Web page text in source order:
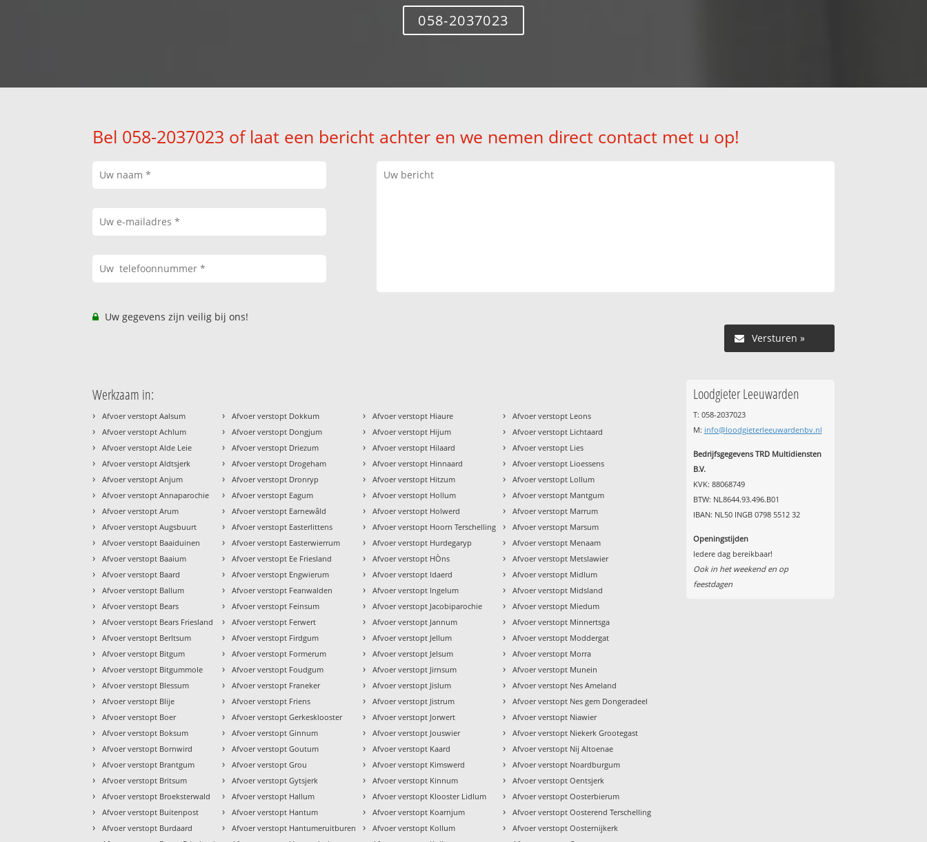
058-2037023
Bel 058-2037023 of laat een bericht achter en we nemen direct contact met u op!
Uw gegevens zijn veilig bij ons!
Versturen »
Werkzaam in:
› Afvoer verstopt Aalsum
› Afvoer verstopt Achlum
› Afvoer verstopt Alde Leie
› Afvoer verstopt Aldtsjerk
› Afvoer verstopt Anjum
› Afvoer verstopt Annaparochie
› Afvoer verstopt Arum
› Afvoer verstopt Augsbuurt
› Afvoer verstopt Baaiduinen
› Afvoer verstopt Baaium
› Afvoer verstopt Baard
› Afvoer verstopt Ballum
› Afvoer verstopt Bears
› Afvoer verstopt Bears Friesland
› Afvoer verstopt Berltsum
› Afvoer verstopt Bitgum
› Afvoer verstopt Bitgummole
› Afvoer verstopt Blessum
› Afvoer verstopt Blije
› Afvoer verstopt Boer
› Afvoer verstopt Boksum
› Afvoer verstopt Bornwird
› Afvoer verstopt Brantgum
› Afvoer verstopt Britsum
› Afvoer verstopt Broeksterwald
› Afvoer verstopt Buitenpost
› Afvoer verstopt Burdaard
› Afvoer verstopt Dokkum
› Afvoer verstopt Dongjum
› Afvoer verstopt Driezum
› Afvoer verstopt Drogeham
› Afvoer verstopt Dronryp
› Afvoer verstopt Eagum
› Afvoer verstopt Earnewâld
› Afvoer verstopt Easterlittens
› Afvoer verstopt Easterwierrum
› Afvoer verstopt Ee Friesland
› Afvoer verstopt Engwierum
› Afvoer verstopt Feanwalden
› Afvoer verstopt Feinsum
› Afvoer verstopt Ferwert
› Afvoer verstopt Firdgum
› Afvoer verstopt Formerum
› Afvoer verstopt Foudgum
› Afvoer verstopt Franeker
› Afvoer verstopt Friens
› Afvoer verstopt Gerkesklooster
› Afvoer verstopt Ginnum
› Afvoer verstopt Goutum
› Afvoer verstopt Grou
› Afvoer verstopt Gytsjerk
› Afvoer verstopt Hallum
› Afvoer verstopt Hantum
› Afvoer verstopt Hantumeruitburen
› Afvoer verstopt Hiaure
› Afvoer verstopt Hijum
› Afvoer verstopt Hilaard
› Afvoer verstopt Hinnaard
› Afvoer verstopt Hitzum
› Afvoer verstopt Hollum
› Afvoer verstopt Holwerd
› Afvoer verstopt Hoorn Terschelling
› Afvoer verstopt Hurdegaryp
› Afvoer verstopt HÒns
› Afvoer verstopt Idaerd
› Afvoer verstopt Ingelum
› Afvoer verstopt Jacobiparochie
› Afvoer verstopt Jannum
› Afvoer verstopt Jellum
› Afvoer verstopt Jelsum
› Afvoer verstopt Jirnsum
› Afvoer verstopt Jislum
› Afvoer verstopt Jistrum
› Afvoer verstopt Jorwert
› Afvoer verstopt Jouswier
› Afvoer verstopt Kaard
› Afvoer verstopt Kimswerd
› Afvoer verstopt Kinnum
› Afvoer verstopt Klooster Lidlum
› Afvoer verstopt Koarnjum
› Afvoer verstopt Kollum
› Afvoer verstopt Leons
› Afvoer verstopt Lichtaard
› Afvoer verstopt Lies
› Afvoer verstopt Lioessens
› Afvoer verstopt Lollum
› Afvoer verstopt Mantgum
› Afvoer verstopt Marrum
› Afvoer verstopt Marsum
› Afvoer verstopt Menaam
› Afvoer verstopt Metslawier
› Afvoer verstopt Midlum
› Afvoer verstopt Midsland
› Afvoer verstopt Miedum
› Afvoer verstopt Minnertsga
› Afvoer verstopt Moddergat
› Afvoer verstopt Morra
› Afvoer verstopt Munein
› Afvoer verstopt Nes Ameland
› Afvoer verstopt Nes gem Dongeradeel
› Afvoer verstopt Niawier
› Afvoer verstopt Niekerk Grootegast
› Afvoer verstopt Nij Altoenae
› Afvoer verstopt Noardburgum
› Afvoer verstopt Oentsjerk
› Afvoer verstopt Oosterbierum
› Afvoer verstopt Oosterend Terschelling
› Afvoer verstopt Oosternijkerk
Loodgieter Leeuwarden
T: 058-2037023
M: info@loodgieterleeuwardenbv.nl
Bedrijfsgegevens TRD Multidiensten
B.V.
KVK: 88068749
BTW: NL8644.93.496.B01
IBAN: NL50 INGB 0798 5512 32
Openingstijden
Iedere dag bereikbaar!
Ook in het weekend en op
feestdagen